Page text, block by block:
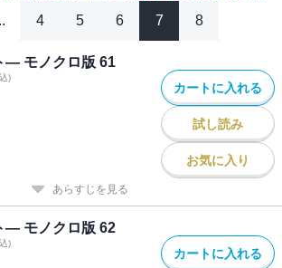
4 5 6 7 8
― モノクロ版 61
)
カートに入れる
試し読み
お気に入り
あらすじを見る
― モノクロ版 62
)
カートに入れる